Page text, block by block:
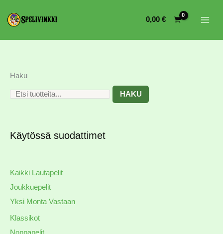
0,00€
Haku
HAKU
Käytössä suodattimet
Kaikki Lautapelit
Joukkuepelit
Yksi Monta Vastaan
Klassikot